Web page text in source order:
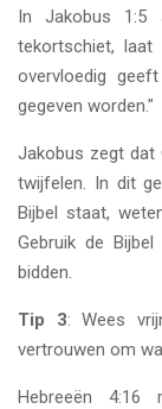
In Jakobus 1:5
tekortschiet,
overvloedig
gegeven worden."
Jakobus zegt dat
twijfelen. In dit
Bijbel staat,
Gebruik de
bidden.
Tip 3: Wees
vertrouwen om
Hebreeën